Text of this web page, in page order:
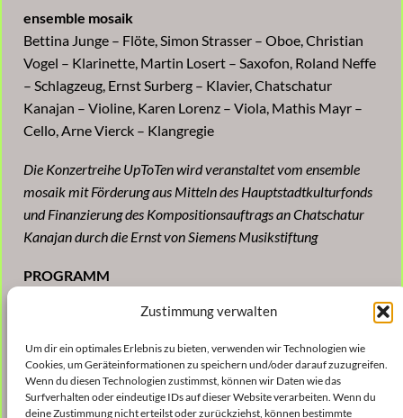
Zustimmung verwalten
Um dir ein optimales Erlebnis zu bieten, verwenden wir Technologien wie
Cookies, um Geräteinformationen zu speichern und/oder darauf zuzugreifen.
Wenn du diesen Technologien zustimmst, können wir Daten wie das
Surfverhalten oder eindeutige IDs auf dieser Website verarbeiten. Wenn du
deine Zustimmung nicht erteilst oder zurückziehst, können bestimmte
ensemble mosaik
Bettina Junge – Flöte, Simon Strasser – Oboe, Christian
Vogel – Klarinette, Martin Losert – Saxofon, Roland Neffe
– Schlagzeug, Ernst Surberg – Klavier, Chatschatur
Kanajan – Violine, Karen Lorenz – Viola, Mathis Mayr –
Cello, Arne Vierck – Klangregie
Die Konzertreihe UpToTen wird veranstaltet vom ensemble
mosaik mit Förderung aus Mitteln des Hauptstadtkulturfonds
und Finanzierung des Kompositionsauftrags an Chatschatur
Kanajan durch die Ernst von Siemens Musikstiftung
PROGRAMM
Chatschatur Kanajan
Rykova, Elena / Korol, María
Neues Werk (2020)